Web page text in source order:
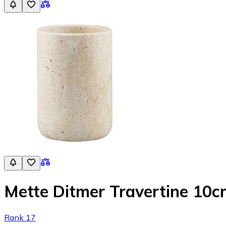
Mette Ditmer Travertine
Rank 17